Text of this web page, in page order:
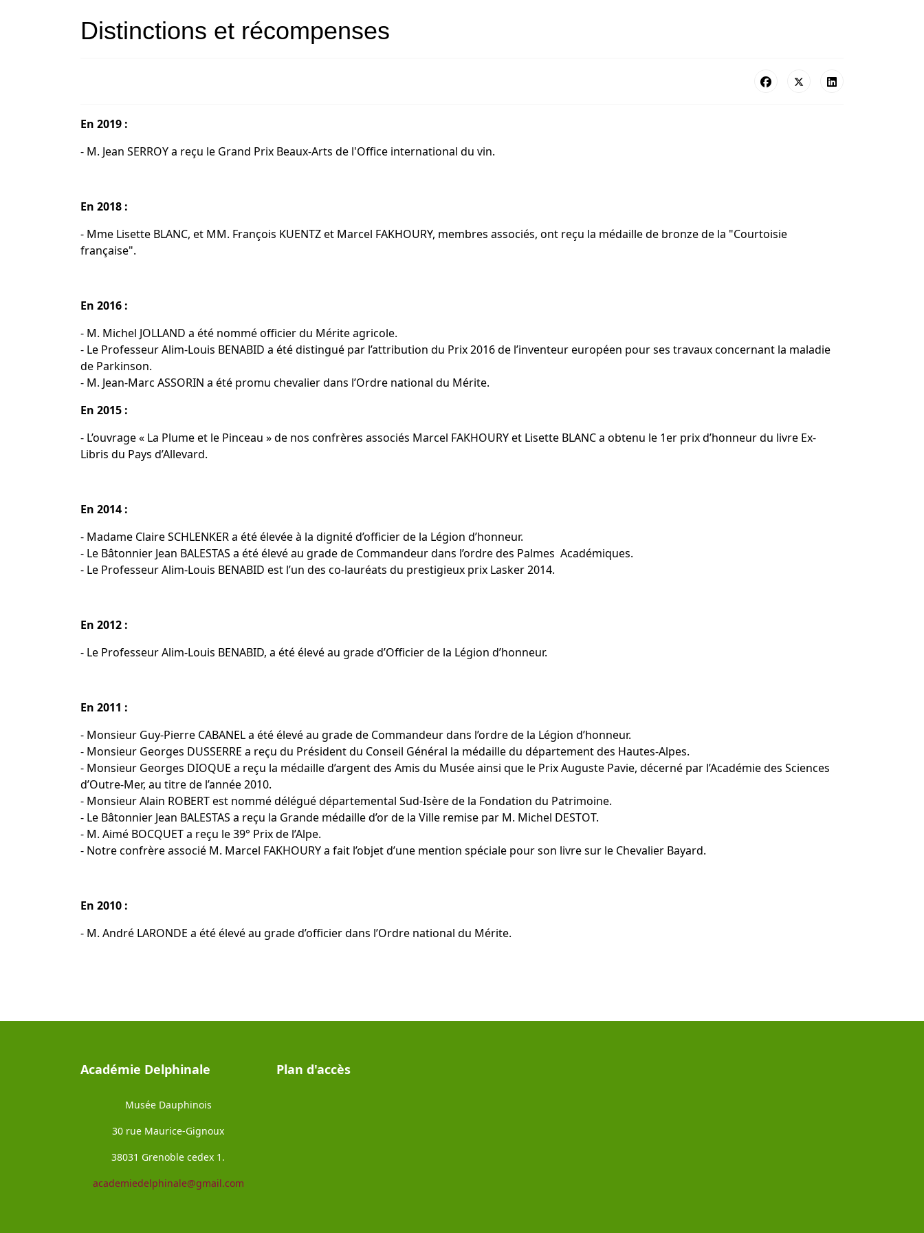
Distinctions et récompenses
En 2019 :
- M. Jean SERROY a reçu le Grand Prix Beaux-Arts de l'Office international du vin.
En 2018 :
- Mme Lisette BLANC, et MM. François KUENTZ et Marcel FAKHOURY, membres associés, ont reçu la médaille de bronze de la "Courtoisie
française".
En 2016 :
- M. Michel JOLLAND a été nommé officier du Mérite agricole.
- Le Professeur Alim-Louis BENABID a été distingué par l’attribution du Prix 2016 de l’inventeur européen pour ses travaux concernant la maladie
de Parkinson.
- M. Jean-Marc ASSORIN a été promu chevalier dans l’Ordre national du Mérite.
En 2015 :
- L’ouvrage « La Plume et le Pinceau » de nos confrères associés Marcel FAKHOURY et Lisette BLANC a obtenu le 1er prix d’honneur du livre Ex-
Libris du Pays d’Allevard.
En 2014 :
- Madame Claire SCHLENKER a été élevée à la dignité d’officier de la Légion d’honneur.
- Le Bâtonnier Jean BALESTAS a été élevé au grade de Commandeur dans l’ordre des Palmes Académiques.
- Le Professeur Alim-Louis BENABID est l’un des co-lauréats du prestigieux prix Lasker 2014.
En 2012 :
- Le Professeur Alim-Louis BENABID, a été élevé au grade d’Officier de la Légion d’honneur.
En 2011 :
- Monsieur Guy-Pierre CABANEL a été élevé au grade de Commandeur dans l’ordre de la Légion d’honneur.
- Monsieur Georges DUSSERRE a reçu du Président du Conseil Général la médaille du département des Hautes-Alpes.
- Monsieur Georges DIOQUE a reçu la médaille d’argent des Amis du Musée ainsi que le Prix Auguste Pavie, décerné par l’Académie des Sciences
d’Outre-Mer, au titre de l’année 2010.
- Monsieur Alain ROBERT est nommé délégué départemental Sud-Isère de la Fondation du Patrimoine.
- Le Bâtonnier Jean BALESTAS a reçu la Grande médaille d’or de la Ville remise par M. Michel DESTOT.
- M. Aimé BOCQUET a reçu le 39° Prix de l’Alpe.
- Notre confrère associé M. Marcel FAKHOURY a fait l’objet d’une mention spéciale pour son livre sur le Chevalier Bayard.
En 2010 :
- M. André LARONDE a été élevé au grade d’officier dans l’Ordre national du Mérite.
Académie Delphinale
Musée Dauphinois
30 rue Maurice-Gignoux
38031 Grenoble cedex 1.
academiedelphinale@gmail.com
Plan d'accès